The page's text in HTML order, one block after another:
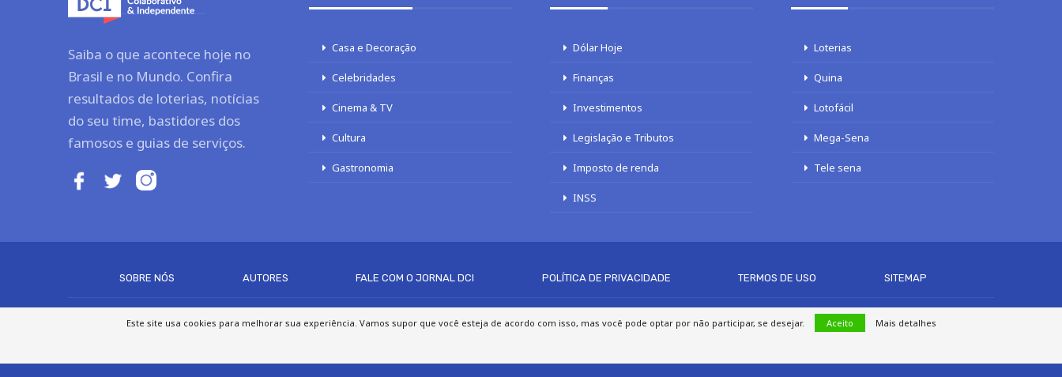
Saiba o que acontece hoje no
Brasil e no Mundo. Confira
resultados de loterias, notícias
do seu time, bastidores dos
famosos e guias de serviços.
Casa e Decoração
Celebridades
Cinema & TV
Cultura
Gastronomia
Dólar Hoje
Finanças
Investimentos
Legislação e Tributos
Imposto de renda
INSS
Loterias
Quina
Lotofácil
Mega-Sena
Tele sena
SOBRE NÓS AUTORES FALE COM O JORNAL DCI POLÍTICA DE PRIVACIDADE TERMOS DE USO SITEMAP
Este site usa cookies para melhorar sua experiência. Vamos supor que você esteja de acordo com isso, mas você pode optar por não participar, se desejar. Aceito Mais detalhes